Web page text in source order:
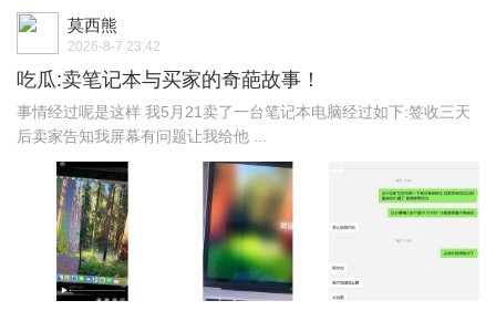
莫西熊
2026-8-7 23:42
吃瓜:卖笔记本与买家的奇葩故事！
事情经过呢是这样 我5月21卖了一台笔记本电脑经过如下:签收三天
后卖家告知我屏幕有问题让我给他 ...